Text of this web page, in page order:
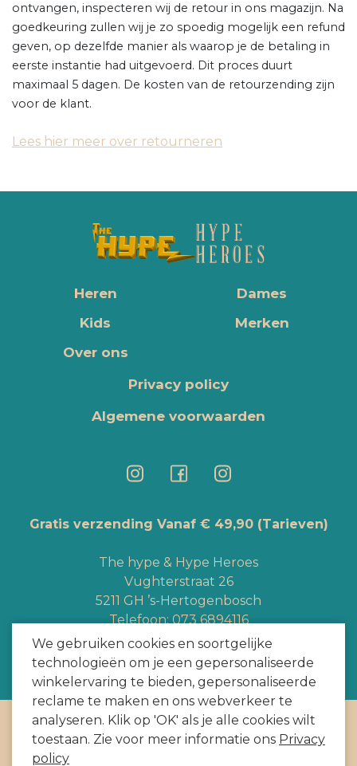
We gebruiken cookies en soortgelijke
technologieën om je een gepersonaliseerde
winkelervaring te bieden, gepersonaliseerde
reclame te maken en ons webverkeer te
analyseren. Klik op 'OK' als je alle cookies wilt
toestaan. Zie voor meer informatie ons Privacy
policy
ontvangen, inspecteren wij de retour in ons magazijn. Na
goedkeuring zullen wij je zo spoedig mogelijk een refund
geven, op dezelfde manier als waarop je de betaling in
eerste instantie had uitgevoerd. Dit proces duurt
maximaal 5 dagen. De kosten van de retourzending zijn
voor de klant.
Lees hier meer over retourneren
Heren
Dames
Kids
Merken
Over ons
Privacy policy
Algemene voorwaarden
Gratis verzending Vanaf € 49,90 (Tarieven)
The hype & Hype Heroes
Vughterstraat 26
5211 GH ’s-Hertogenbosch
Telefoon:073 6894116
Whatsapp:+3165363328
info@hypeheroes.com
Copyright2026door HYPE HEROES. Alle rechten voorbehouden